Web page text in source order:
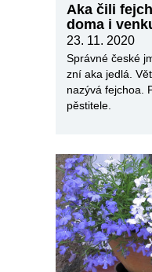
Aka čili
doma i
23. 11. 2020
Správné české
zní aka jedlá.
nazývá fejchoa.
pěstitele.